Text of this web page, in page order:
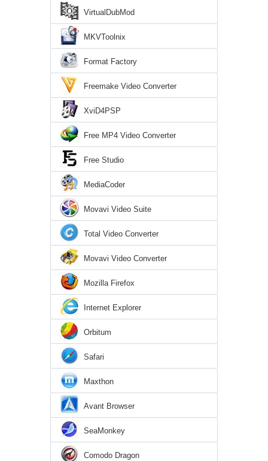
VirtualDubMod
MKVToolnix
Format Factory
Freemake Video Converter
XviD4PSP
Free MP4 Video Converter
Free Studio
MediaCoder
Movavi Video Suite
Total Video Converter
Movavi Video Converter
Mozilla Firefox
Internet Explorer
Orbitum
Safari
Maxthon
Avant Browser
SeaMonkey
Comodo Dragon